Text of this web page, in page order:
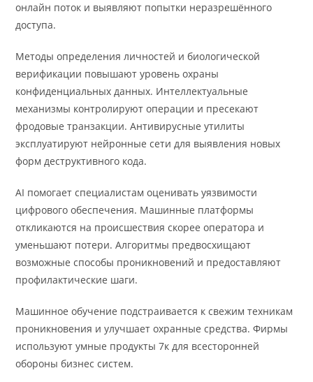
онлайн поток и выявляют попытки неразрешённого
доступа.
Методы определения личностей и биологической
верификации повышают уровень охраны
конфиденциальных данных. Интеллектуальные
механизмы контролируют операции и пресекают
фродовые транзакции. Антивирусные утилиты
эксплуатируют нейронные сети для выявления новых
форм деструктивного кода.
AI помогает специалистам оценивать уязвимости
цифрового обеспечения. Машинные платформы
откликаются на происшествия скорее оператора и
уменьшают потери. Алгоритмы предвосхищают
возможные способы проникновений и предоставляют
профилактические шаги.
Машинное обучение подстраивается к свежим техникам
проникновения и улучшает охранные средства. Фирмы
используют умные продукты 7к для всесторонней
обороны бизнес систем.